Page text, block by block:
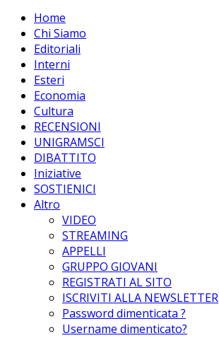
Home
Chi Siamo
Editoriali
Interni
Esteri
Economia
Cultura
RECENSIONI
UNIGRAMSCI
DIBATTITO
Iniziative
SOSTIENICI
Altro
VIDEO
STREAMING
APPELLI
GRUPPO GIOVANI
REGISTRATI AL SITO
ISCRIVITI ALLA NEWSLETTER
Password dimenticata ?
Username dimenticato?